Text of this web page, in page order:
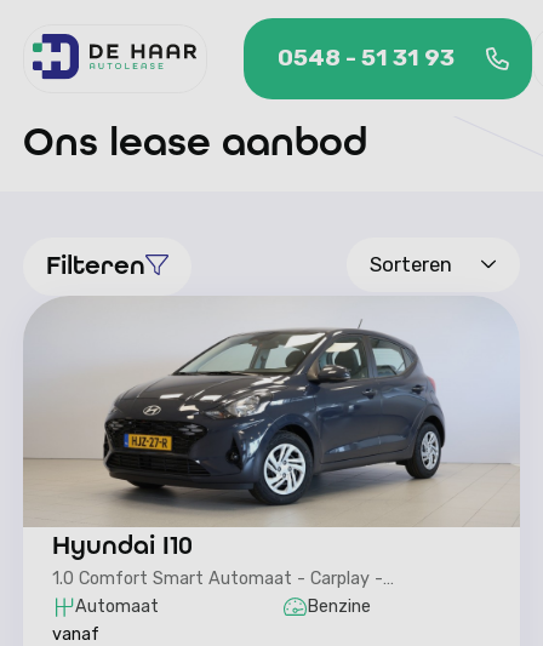
0548 - 51 31 93
0548 - 51 31 93
Ons lease aanbod
Sorteren
Filteren
Hyundai I10
1.0 Comfort Smart Automaat - Carplay -
Parkeercamera
Automaat
Benzine
vanaf